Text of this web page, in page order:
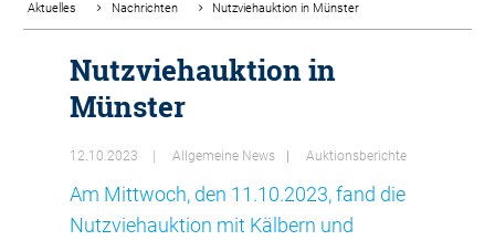
Aktuelles Nachrichten Nutzviehauktion in Münster
Nutzviehauktion in
Münster
12.10.2023 Allgemeine News Auktionsberichte
Am Mittwoch, den 11.10.2023, fand die
Nutzviehauktion mit Kälbern und